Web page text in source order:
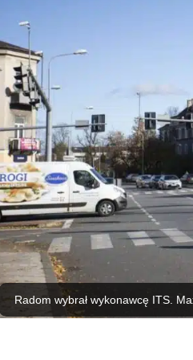
Radom wybrał wykonawcę ITS.